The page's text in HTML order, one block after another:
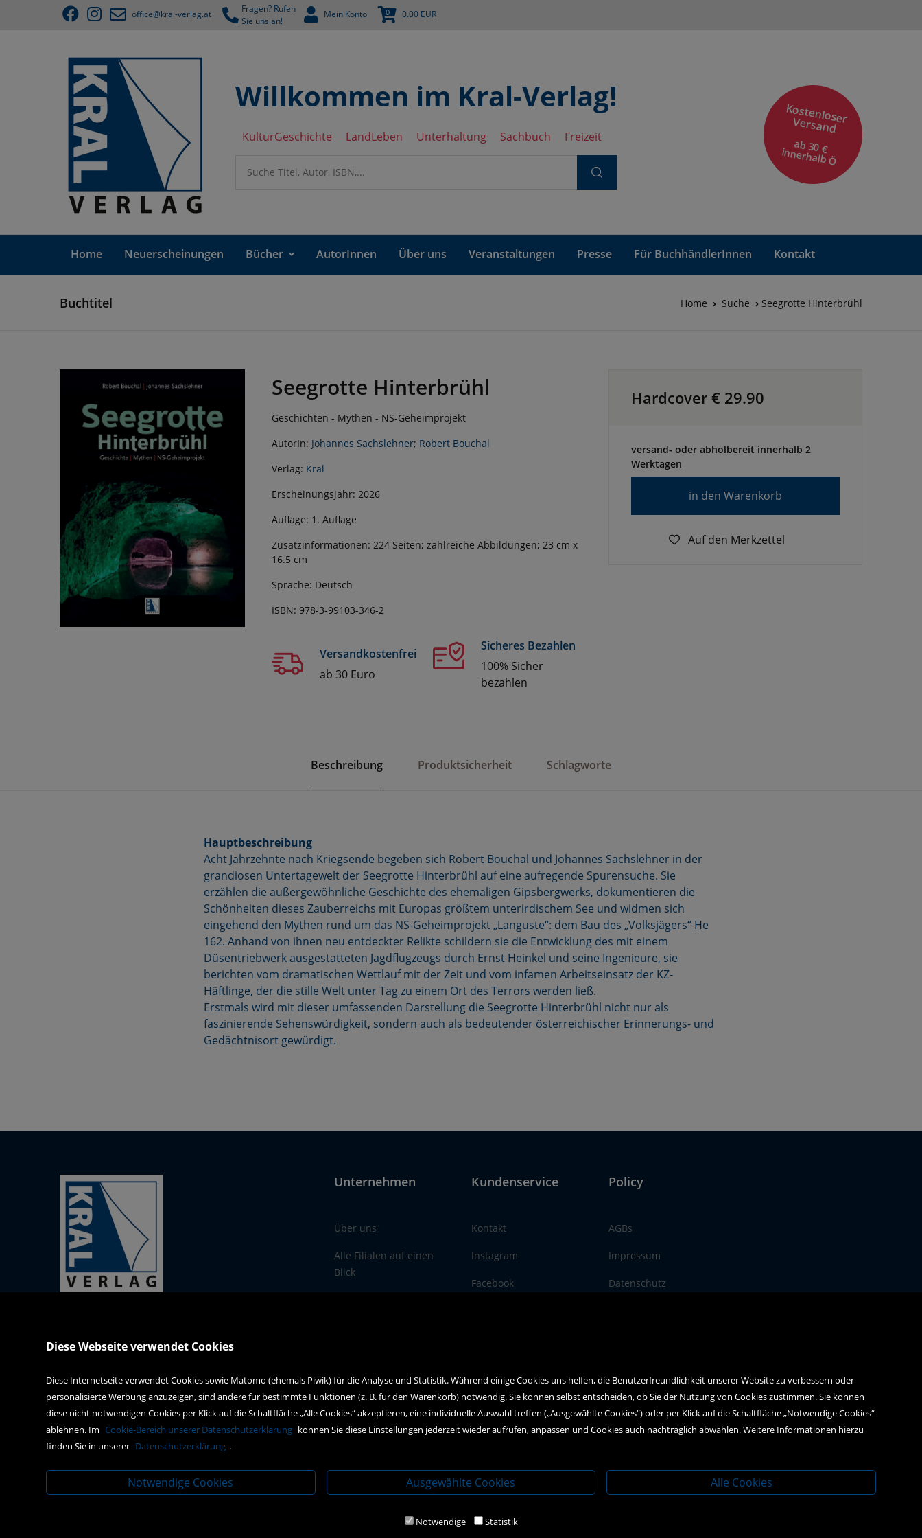
office@kral-verlag.at
Fragen? Rufen
Sie uns an!
Mein Konto 0 0.00 EUR
Willkommen im Kral-Verlag!
KulturGeschichte LandLeben Unterhaltung Sachbuch Freizeit
Kostenloser
Versand
ab 30 €
innerhalb Ö
Home Neuerscheinungen Bücher AutorInnen Über uns Veranstaltungen Presse Für BuchhändlerInnen Kontakt
Buchtitel Home Suche Seegrotte Hinterbrühl
Seegrotte Hinterbrühl
Geschichten - Mythen - NS-Geheimprojekt
AutorIn: Johannes Sachslehner; Robert Bouchal
Verlag: Kral
Erscheinungsjahr: 2026
Auflage: 1. Auflage
Zusatzinformationen: 224 Seiten; zahlreiche Abbildungen; 23 cm x
16.5 cm
Sprache: Deutsch
ISBN: 978-3-99103-346-2
Versandkostenfrei
ab 30 Euro
Sicheres Bezahlen
100% Sicher
bezahlen
Hardcover € 29.90
versand- oder abholbereit innerhalb 2
Werktagen
in den Warenkorb
Auf den Merkzettel
Beschreibung Produktsicherheit Schlagworte
Hauptbeschreibung
Acht Jahrzehnte nach Kriegsende begeben sich Robert Bouchal und Johannes Sachslehner in der
grandiosen Untertagewelt der Seegrotte Hinterbrühl auf eine aufregende Spurensuche. Sie
erzählen die außergewöhnliche Geschichte des ehemaligen Gipsbergwerks, dokumentieren die
Schönheiten dieses Zauberreichs mit Europas größtem unterirdischem See und widmen sich
eingehend den Mythen rund um das NS-Geheimprojekt „Languste“: dem Bau des „Volksjägers“ He
162. Anhand von ihnen neu entdeckter Relikte schildern sie die Entwicklung des mit einem
Düsentriebwerk ausgestatteten Jagdflugzeugs durch Ernst Heinkel und seine Ingenieure, sie
berichten vom dramatischen Wettlauf mit der Zeit und vom infamen Arbeitseinsatz der KZ-
Häftlinge, der die stille Welt unter Tag zu einem Ort des Terrors werden ließ.
Erstmals wird mit dieser umfassenden Darstellung die Seegrotte Hinterbrühl nicht nur als
faszinierende Sehenswürdigkeit, sondern auch als bedeutender österreichischer Erinnerungs- und
Gedächtnisort gewürdigt.
J.F.-Kennedy-Platz 2
office@kral-verlag.at
+43 2672 82236
Unternehmen
Über uns
Alle Filialen auf einen
Blick
Kundenservice
Kontakt
Instagram
Facebook
Policy
AGBs
Impressum
Datenschutz
Diese Webseite verwendet Cookies
Diese Internetseite verwendet Cookies sowie Matomo (ehemals Piwik) für die Analyse und Statistik. Während einige Cookies uns helfen, die Benutzerfreundlichkeit unserer Website zu verbessern oder
personalisierte Werbung anzuzeigen, sind andere für bestimmte Funktionen (z. B. für den Warenkorb) notwendig. Sie können selbst entscheiden, ob Sie der Nutzung von Cookies zustimmen. Sie können
diese nicht notwendigen Cookies per Klick auf die Schaltfläche „Alle Cookies“ akzeptieren, eine individuelle Auswahl treffen („Ausgewählte Cookies“) oder per Klick auf die Schaltfläche „Notwendige Cookies“
ablehnen. Im Cookie-Bereich unserer Datenschutzerklärung können Sie diese Einstellungen jederzeit wieder aufrufen, anpassen und Cookies auch nachträglich abwählen. Weitere Informationen hierzu
finden Sie in unserer Datenschutzerklärung .
Notwendige Cookies Ausgewählte Cookies Alle Cookies
Notwendige Statistik